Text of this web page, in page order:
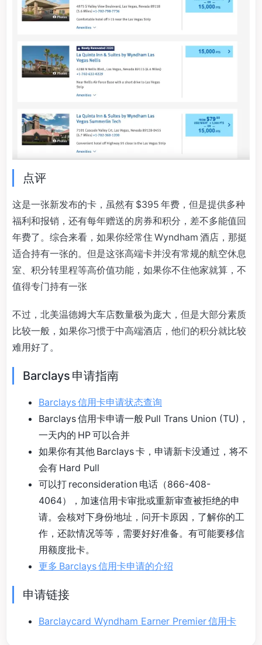
点评
这是一张新发布的卡，虽然有 $395 年费，但是提供多种
福利和报销，还有每年赠送的房券和积分，差不多能值回
年费了。综合来看，如果你经常住 Wyndham 酒店，那挺
适合持有一张的。但是这张高端卡并没有常规的航空休息
室、积分转里程等高价值功能，如果你不住他家就算，不
值得专门持有一张
不过，北美温德姆大车店数量极为庞大，但是大部分素质
比较一般，如果你习惯于中高端酒店，他们的积分就比较
难用好了。
Barclays 申请指南
Barclays 信用卡申请状态查询
Barclays 信用卡申请一般 Pull Trans Union (TU)，
一天内的 HP 可以合并
如果你有其他 Barclays 卡，申请新卡没通过，将不
会有 Hard Pull
可以打 reconsideration 电话（866-408-
4064），加速信用卡审批或重新审查被拒绝的申
请。会核对下身份地址，问开卡原因，了解你的工
作，还款情况等等，需要好好准备。有可能要移信
用额度批卡。
更多 Barclays 信用卡申请的介绍
申请链接
Barclaycard Wyndham Earner Premier 信用卡